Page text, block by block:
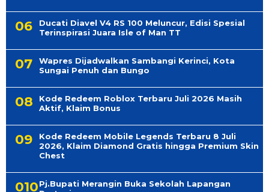
Ducati Diavel V4 RS 100 Meluncur, Edisi Spesial
Terinspirasi Juara Isle of Man TT
Wapres Dijadwalkan Sambangi Kerinci, Kota
Sungai Penuh dan Bungo
Kode Redeem Roblox Terbaru Juli 2026 Masih
Aktif, Klaim Bonus
Kode Redeem Mobile Legends Terbaru 8 Juli
2026, Klaim Diamond Gratis hingga Premium Skin
Chest
Pj.Bupati Merangin Buka Sekolah Lapangan